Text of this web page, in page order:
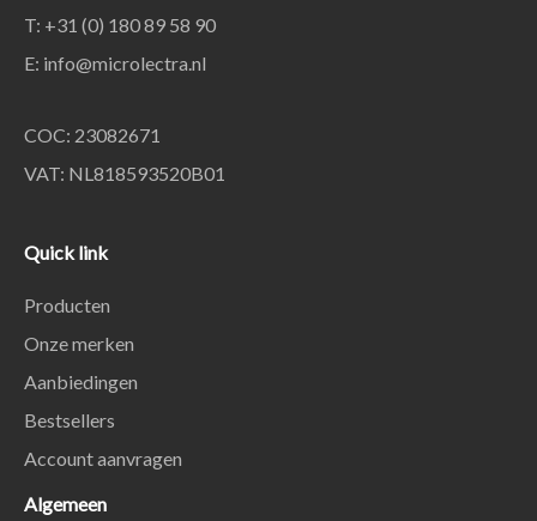
T: +31 (0) 180 89 58 90
E: info@microlectra.nl
COC: 23082671
VAT: NL818593520B01
Quick link
Producten
Onze merken
Aanbiedingen
Bestsellers
Account aanvragen
Algemeen